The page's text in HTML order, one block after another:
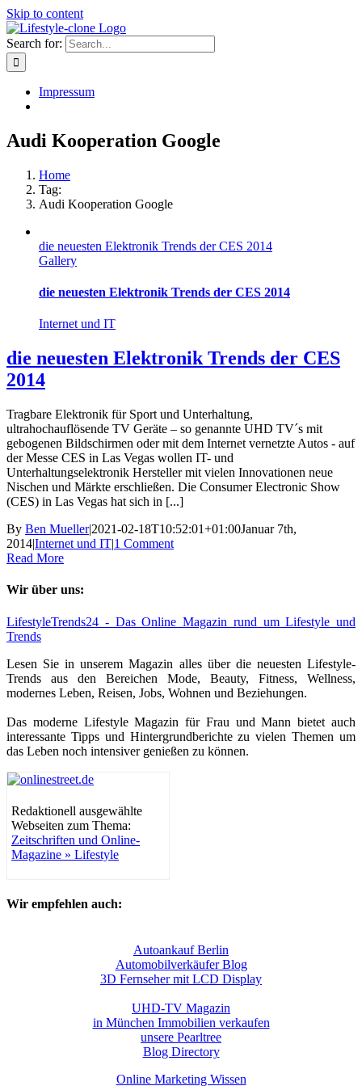
Skip to content
Search for:
Impressum
Audi Kooperation Google
Home
Tag:
Audi Kooperation Google
die neuesten Elektronik Trends der CES 2014
Gallery
die neuesten Elektronik Trends der CES 2014
Internet und IT
die neuesten Elektronik Trends der CES
2014
Tragbare Elektronik für Sport und Unterhaltung,
ultrahochauflösende TV Geräte – so genannte UHD TV´s mit
gebogenen Bildschirmen oder mit dem Internet vernetzte Autos - auf
der Messe CES in Las Vegas wollen IT- und
Unterhaltungselektronik Hersteller mit vielen Innovationen neue
Nischen und Märkte erschließen. Die Consumer Electronic Show
(CES) in Las Vegas hat sich in [...]
By Ben Mueller|2021-02-18T10:52:01+01:00Januar 7th,
2014|Internet und IT|1 Comment
Read More
Wir über uns:
LifestyleTrends24 - Das Online Magazin rund um Lifestyle und
Trends
Lesen Sie in unserem Magazin alles über die neuesten Lifestyle-
Trends aus den Bereichen Mode, Beauty, Fitness, Wellness,
modernes Leben, Reisen, Jobs, Wohnen und Beziehungen.
Das moderne Lifestyle Magazin für Frau und Mann bietet auch
interessante Tipps und Hintergrundberichte zu vielen Themen um
das Leben noch intensiver genießen zu können.
Redaktionell ausgewählte
Webseiten zum Thema:
Zeitschriften und Online-
Magazine » Lifestyle
Wir empfehlen auch:
Autoankauf Berlin
Automobilverkäufer Blog
3D Fernseher mit LCD Display
UHD-TV Magazin
in München Immobilien verkaufen
unsere Pearltree
Blog Directory
Online Marketing Wissen